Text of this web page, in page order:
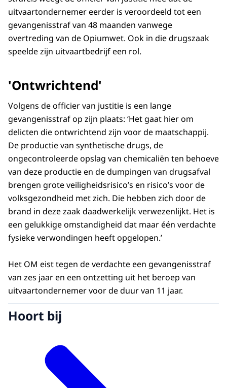
uitvaartondernemer eerder is veroordeeld tot een
gevangenisstraf van 48 maanden vanwege
overtreding van de Opiumwet. Ook in die drugszaak
speelde zijn uitvaartbedrijf een rol.
'Ontwrichtend'
Volgens de officier van justitie is een lange
gevangenisstraf op zijn plaats: ‘Het gaat hier om
delicten die ontwrichtend zijn voor de maatschappij.
De productie van synthetische drugs, de
ongecontroleerde opslag van chemicaliën ten behoeve
van deze productie en de dumpingen van drugsafval
brengen grote veiligheidsrisico’s en risico’s voor de
volksgezondheid met zich. Die hebben zich door de
brand in deze zaak daadwerkelijk verwezenlijkt. Het is
een gelukkige omstandigheid dat maar één verdachte
fysieke verwondingen heeft opgelopen.’
Het OM eist tegen de verdachte een gevangenisstraf
van zes jaar en een ontzetting uit het beroep van
uitvaartondernemer voor de duur van 11 jaar.
Hoort bij